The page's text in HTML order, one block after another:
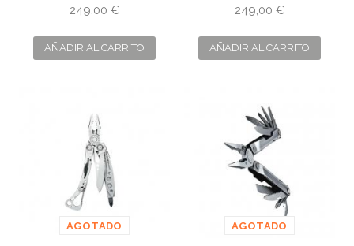
WAVE ALPHA
249,00 €
AÑADIR AL CARRITO
WAVE ALPHA
249,00 €
AÑADIR AL CARRITO
AGOTADO AGOTADO